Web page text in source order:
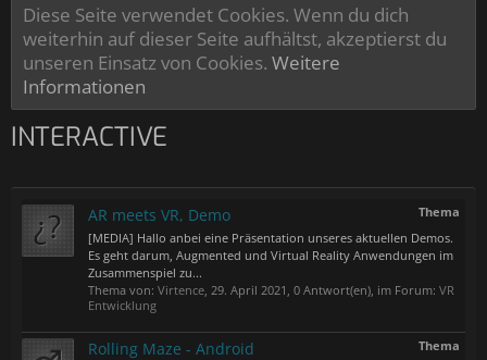
Diese Seite verwendet Cookies. Wenn du dich
weiterhin auf dieser Seite aufhältst, akzeptierst du
unseren Einsatz von Cookies. Weitere
Informationen
INTERACTIVE
Thema
AR meets VR, Demo
[MEDIA] Hallo anbei eine Präsentation unseres aktuellen Demos.
Es geht darum, Augmented und Virtual Reality Anwendungen im
Zusammenspiel zu...
Thema von: Virtence, 29. April 2021 , 0 Antwort(en), im Forum: VR
Entwicklung
Thema
Rolling Maze - Android